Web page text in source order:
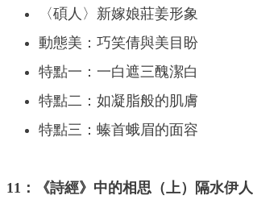
〈碩人〉新嫁娘莊姜形象
動態美：巧笑倩與美目盼
特點一：一白遮三醜潔白
特點二：如凝脂般的肌膚
特點三：螓首蛾眉的面容
11：《詩經》中的相思（上）隔水伊人